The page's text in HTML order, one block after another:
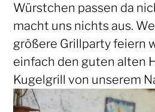
Würstchen passen da
macht uns nichts aus.
größere Grillparty feiern
einfach den guten alten
Kugelgrill von unserem